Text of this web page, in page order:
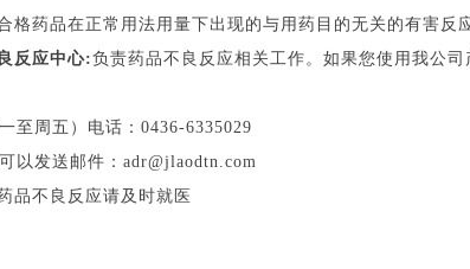
格药品在正常用法用量下出现的与用药目的无关的有害反
反应中心:负责药品不良反应相关工作。如果您使用我公
至周五）电话：0436-6335029
以发送邮件：adr@jlaodtn.com
品不良反应请及时就医